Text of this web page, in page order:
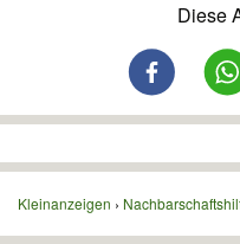
Diese
Kleinanzeigen